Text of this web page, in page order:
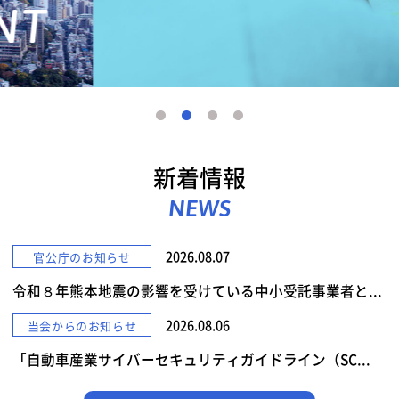
新着情報
NEWS
官公庁のお知らせ 2026.08.07
令和８年熊本地震の影響を受けている中小受託事業者と...
当会からのお知らせ 2026.08.06
「自動車産業サイバーセキュリティガイドライン（SC...